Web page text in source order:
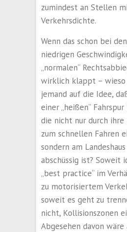
zumindest an Stellen
Verkehrsdichte.
Wenn das schon bei
niedrigen
„normalen“
wirklich klappt –
jemand auf die Idee,
einer „heißen“
die nicht nur durch ihre
zum schnellen Fahren
sondern am
abschüssig ist? Soweit
„best practice“ im
zu motorisiertem
soweit es geht zu
nicht, Kollisionszonen
Abgesehen davon wäre